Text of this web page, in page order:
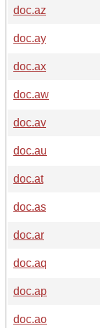
doc.az
doc.ay
doc.ax
doc.aw
doc.av
doc.au
doc.at
doc.as
doc.ar
doc.aq
doc.ap
doc.ao